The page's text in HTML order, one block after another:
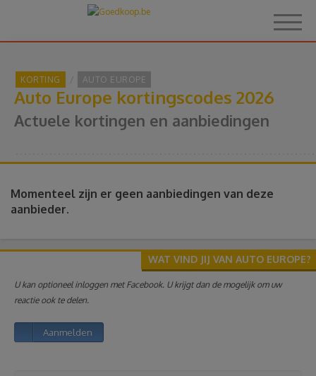
Hoe het werkt
Reviews
Reizen
KORTING AUTO EUROPE
Auto Europe kortingscodes 2026
Actuele kortingen en aanbiedingen
Momenteel zijn er geen aanbiedingen van deze
aanbieder.
WAT VIND JIJ VAN AUTO EUROPE?
U kan optioneel inloggen met Facebook. U krijgt dan de mogelijk om uw
reactie ook te delen.
Aanmelden